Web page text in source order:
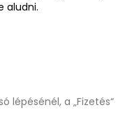
aludni.
lépésénél, a „Fizetés“